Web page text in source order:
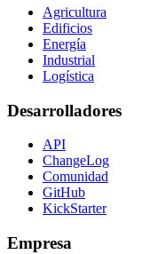
Agricultura
Edificios
Energía
Industrial
Logística
Desarrolladores
API
ChangeLog
Comunidad
GitHub
KickStarter
Empresa